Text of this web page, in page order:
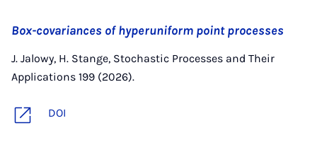
Box-covariances of hyperuniform point processes
J. Jalowy, H. Stange, Stochastic Processes and Their
Applications 199 (2026).
DOI